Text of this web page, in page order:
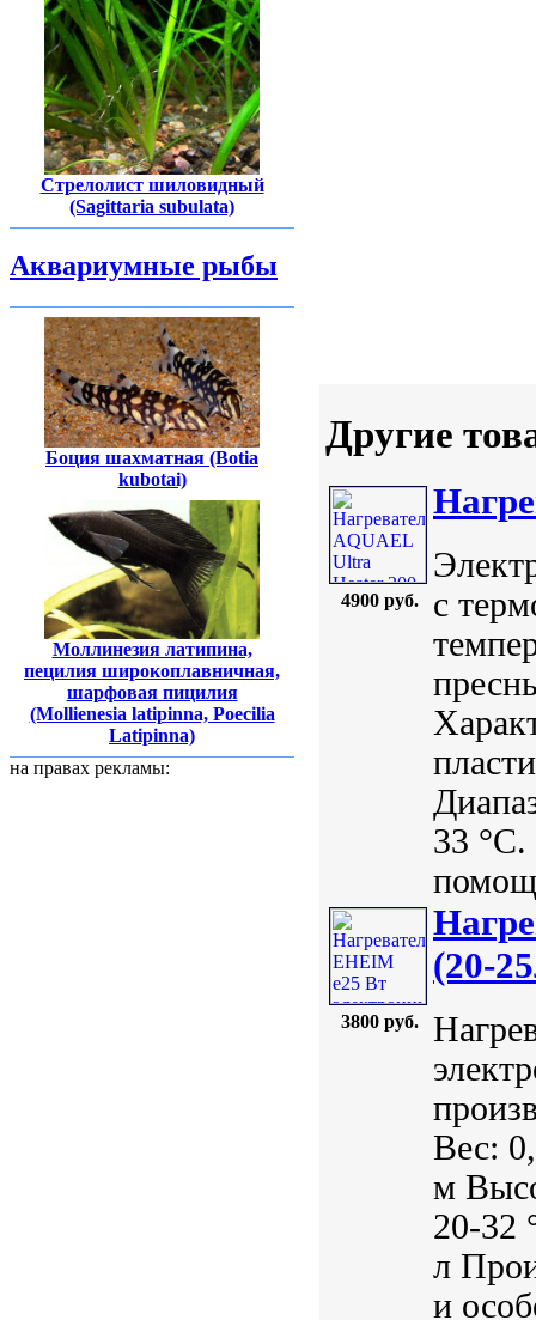
Стрелолист шиловидный
(Sagittaria subulata)
Аквариумные рыбы
Боция шахматная (Botia
kubotai)
Моллинезия латипина,
пецилия широкоплавничная,
шарфовая пицилия
(Mollienesia latipinna, Poecilia
Latipinna)
на правах рекламы:
Другие
4900 руб.
с
33 °С.
3800 руб.
(20-
Вес:
м
20-32
л
и